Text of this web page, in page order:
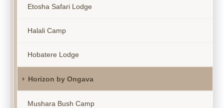
Etosha Safari Lodge
Halali Camp
Hobatere Lodge
Horizon by Ongava
Mushara Bush Camp